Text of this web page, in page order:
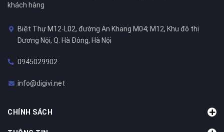
khách hàng
Biệt Thự M12-L02, đường An Khang M04; M12, Khu đô thị
Dương Nội, Q. Hà Đông, Hà Nội
0945029902
info@digivi.net
CHÍNH SÁCH